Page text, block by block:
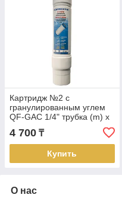
Картридж №2 с
гранулированным углем
QF-GAC 1/4" трубка (m) х
1/4" трубка (m)
4 700 ₸
Купить
О нас